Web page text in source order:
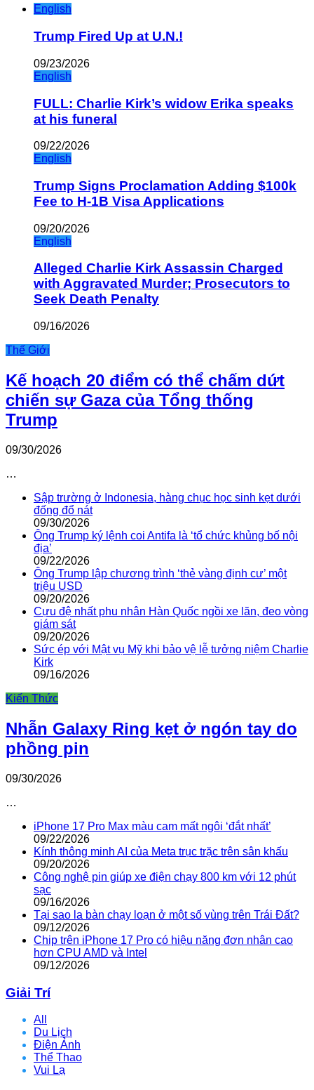
English
Trump Fired Up at U.N.!
09/23/2026
English
FULL: Charlie Kirk’s widow Erika speaks
at his funeral
09/22/2026
English
Trump Signs Proclamation Adding $100k
Fee to H-1B Visa Applications
09/20/2026
English
Alleged Charlie Kirk Assassin Charged
with Aggravated Murder; Prosecutors to
Seek Death Penalty
09/16/2026
Thế Giới
Kế hoạch 20 điểm có thể chấm dứt
chiến sự Gaza của Tổng thống
Trump
09/30/2026
…
Sập trường ở Indonesia, hàng chục học sinh kẹt dưới
đống đổ nát
09/30/2026
Ông Trump ký lệnh coi Antifa là ‘tổ chức khủng bố nội
địa’
09/22/2026
Ông Trump lập chương trình ‘thẻ vàng định cư’ một
triệu USD
09/20/2026
Cựu đệ nhất phu nhân Hàn Quốc ngồi xe lăn, đeo vòng
giám sát
09/20/2026
Sức ép với Mật vụ Mỹ khi bảo vệ lễ tưởng niệm Charlie
Kirk
09/16/2026
Kiến Thức
Nhẫn Galaxy Ring kẹt ở ngón tay do
phồng pin
09/30/2026
…
iPhone 17 Pro Max màu cam mất ngôi ‘đắt nhất’
09/22/2026
Kính thông minh AI của Meta trục trặc trên sân khấu
09/20/2026
Công nghệ pin giúp xe điện chạy 800 km với 12 phút
sạc
09/16/2026
Tại sao la bàn chạy loạn ở một số vùng trên Trái Đất?
09/12/2026
Chip trên iPhone 17 Pro có hiệu năng đơn nhân cao
hơn CPU AMD và Intel
09/12/2026
Giải Trí
All
Du Lịch
Điện Ảnh
Thể Thao
Vui Lạ